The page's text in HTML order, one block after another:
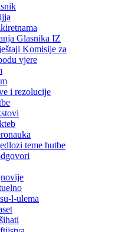
Glasnika IZ
Komisije za
vjere
i rezolucije
teme hutbe
l-ulema